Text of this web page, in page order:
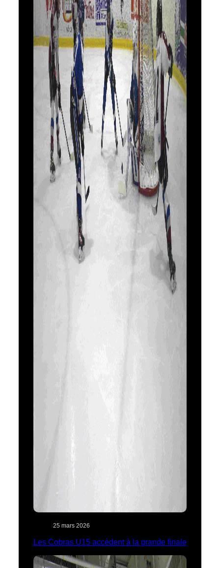
25 mars 2026
Les Cobras U15 accèdent à la grande finale